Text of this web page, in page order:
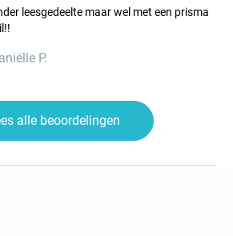
leesgedeelte maar wel met een prisma
P.
alle beoordelingen